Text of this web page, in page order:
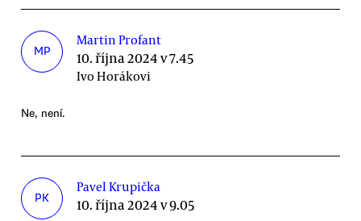
MP
Martin Profant
10. října 2024 v 7.45
Ivo Horákovi
Ne, není.
PK
Pavel Krupička
10. října 2024 v 9.05